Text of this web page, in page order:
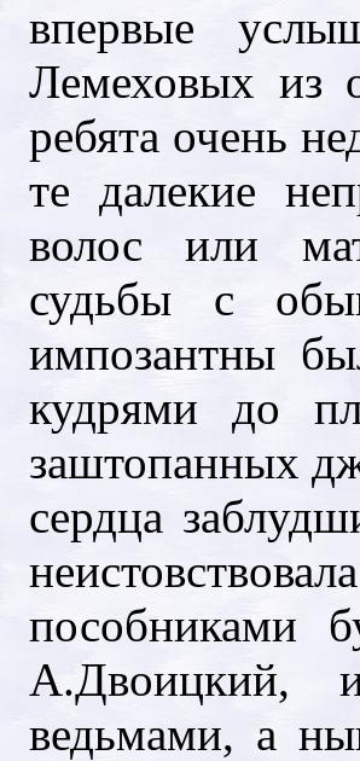
впервые
Лемеховых из
ребята очень
те далекие
волос или
судьбы с
импозантны
кудрями до
заштопанных
сердца
пособниками
А.Двоицкий,
ведьмами, а